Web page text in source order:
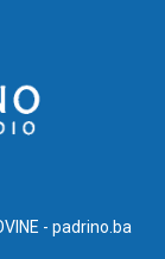
- padrino.ba